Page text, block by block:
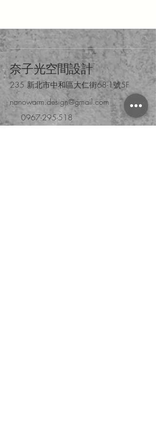
奈子光空間設計
235 新北市中和區大仁街68-1號5F
nanowarm.design@gmail.com
0967-295-518